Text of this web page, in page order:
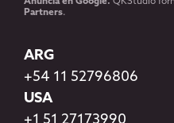
Partners.
ARG
+54 11 52796806
USA